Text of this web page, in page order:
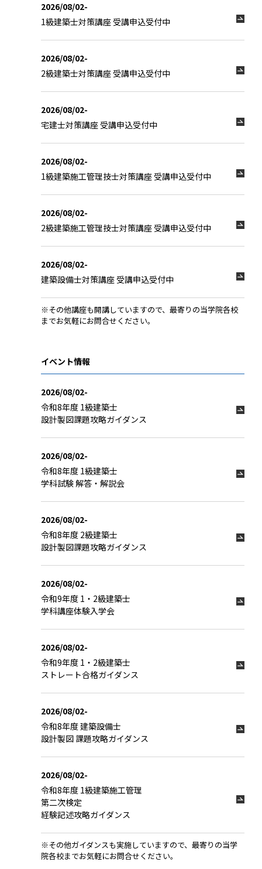
2026/08/02-
1級建築士対策講座 受講申込受付中
2026/08/02-
2級建築士対策講座 受講申込受付中
2026/08/02-
宅建士対策講座 受講申込受付中
2026/08/02-
1級建築施工管理技士対策講座 受講申込受付中
2026/08/02-
2級建築施工管理技士対策講座 受講申込受付中
2026/08/02-
建築設備士対策講座 受講申込受付中
※その他講座も開講していますので、最寄りの当学院各校
までお気軽にお問合せください。
イベント情報
2026/08/02-
令和8年度 1級建築士
設計製図課題攻略ガイダンス
2026/08/02-
令和8年度 1級建築士
学科試験 解答・解説会
2026/08/02-
令和8年度 2級建築士
設計製図課題攻略ガイダンス
2026/08/02-
令和9年度 1・2級建築士
学科講座体験入学会
2026/08/02-
令和9年度 1・2級建築士
ストレート合格ガイダンス
2026/08/02-
令和8年度 建築設備士
設計製図 課題攻略ガイダンス
2026/08/02-
令和8年度 1級建築施工管理
第二次検定
経験記述攻略ガイダンス
※その他ガイダンスも実施していますので、最寄りの当学
院各校までお気軽にお問合せください。